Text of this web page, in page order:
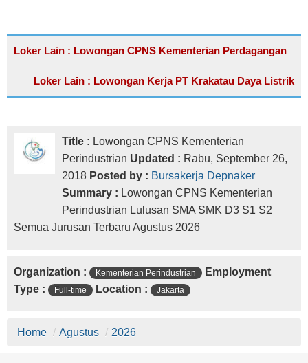
Loker Lain : Lowongan CPNS Kementerian Perdagangan
Loker Lain : Lowongan Kerja PT Krakatau Daya Listrik
Title : Lowongan CPNS Kementerian
Perindustrian Updated : Rabu, September 26,
2018 Posted by : Bursakerja Depnaker
Summary : Lowongan CPNS Kementerian
Perindustrian Lulusan SMA SMK D3 S1 S2
Semua Jurusan Terbaru Agustus 2026
Organization : Kementerian Perindustrian
Employment
Type :
Full-time Location : Jakarta
Home / Agustus / 2026